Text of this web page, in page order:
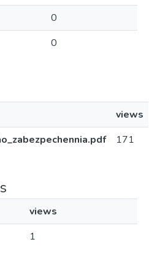
0
0
views
171
views
1